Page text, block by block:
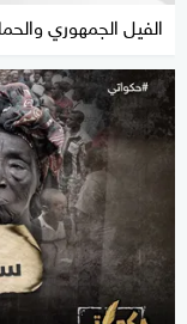
الفيل الجمهوري